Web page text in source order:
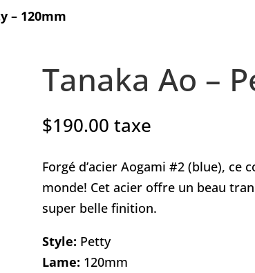
– 120mm
Tanaka Ao –
$190.00 taxe
Forgé d’acier Aogami #2 (blue),
monde! Cet acier offre un beau
super belle finition.
Style: Petty
Lame: 120mm